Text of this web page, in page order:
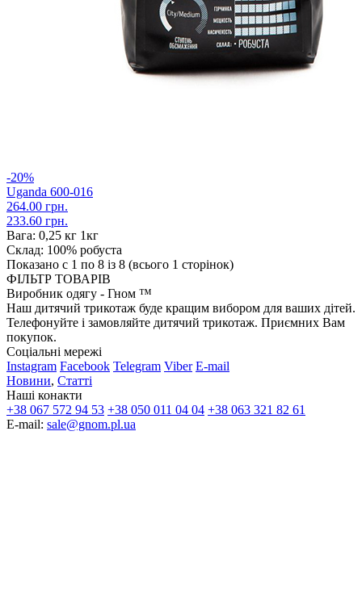
-20%
Uganda 600-016
264.00 грн.
233.60 грн.
Вага: 0,25 кг 1кг
Склад: 100% робуста
Показано с 1 по 8 із 8 (всього 1 сторінок)
ФІЛЬТР ТОВАРІВ
Виробник одягу - Гном ™
Наш дитячий трикотаж буде кращим вибором для ваших дітей.
Телефонуйте і замовляйте дитячий трикотаж. Приємних Вам
покупок.
Соціальні мережі
Instagram Facebook Telegram Viber E-mail
Новини, Статті
Наші конакти
+38 067 572 94 53 +38 050 011 04 04 +38 063 321 82 61
E-mail: sale@gnom.pl.ua